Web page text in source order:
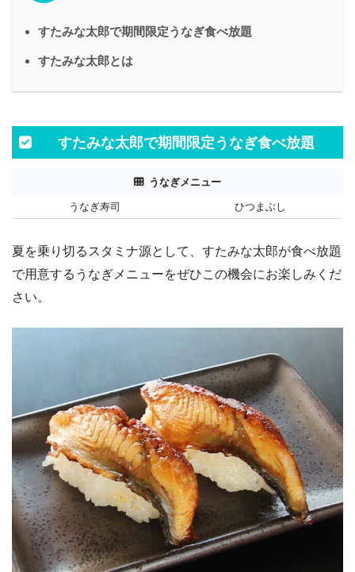
すたみな太郎で期間限定うなぎ食べ放題
すたみな太郎とは
すたみな太郎で期間限定うなぎ食べ放題
うなぎメニュー
うなぎ寿司 ひつまぶし
夏を乗り切るスタミナ源として、すたみな太郎が食べ放題
で用意するうなぎメニューをぜひこの機会にお楽しみくだ
さい。